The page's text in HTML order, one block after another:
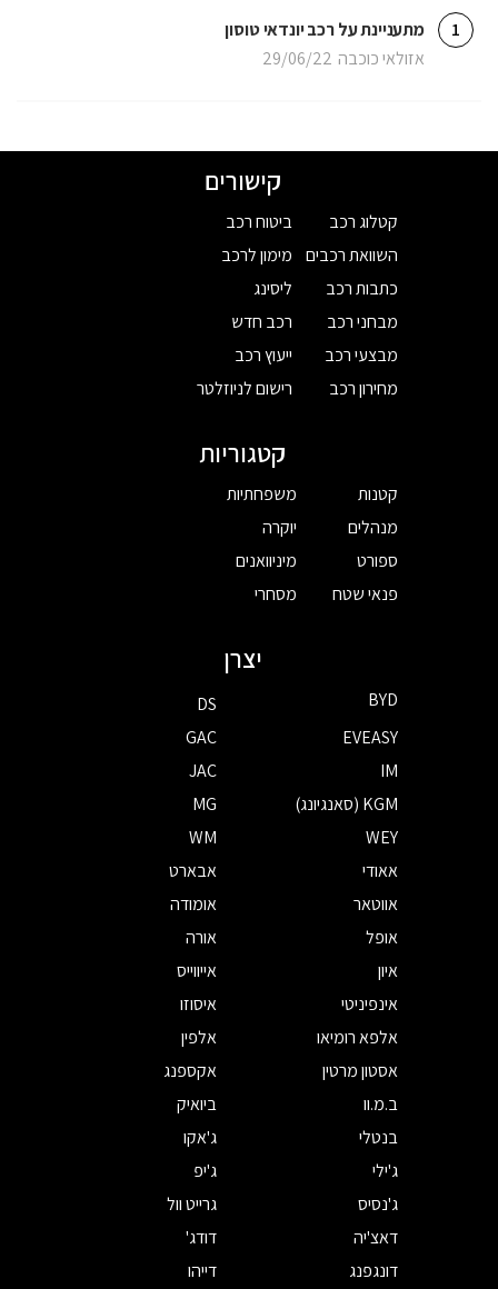
1
מתעניינת על רכב יונדאי טוסון
אזולאי כוכבה 29/06/22
קישורים
קטלוג רכב
השוואת רכבים
כתבות רכב
מבחני רכב
מבצעי רכב
מחירון רכב
ביטוח רכב
מימון לרכב
ליסינג
רכב חדש
ייעוץ רכב
רישום לניוזלטר
קטגוריות
קטנות
מנהלים
ספורט
פנאי שטח
משפחתיות
יוקרה
מיניוואנים
מסחרי
יצרן
BYD
DS
EVEASY
GAC
IM
JAC
KGM (סאנגיונג)
MG
WEY
WM
אאודי
אבארט
אווטאר
אומודה
אופל
אורה
איון
אייווייס
אינפיניטי
איסוזו
אלפא רומיאו
אלפין
אסטון מרטין
אקספנג
ב.מ.וו
ביואיק
בנטלי
ג'אקו
ג'ילי
ג'יפ
ג'נסיס
גרייט וול
דאצ'יה
דודג'
דונגפנג
דייהו